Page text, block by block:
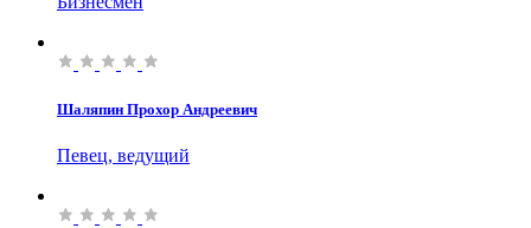
Шаляпин Прохор Андреевич
Певец, ведущий